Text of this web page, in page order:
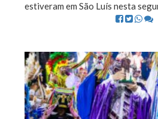
estiveram em São Luís nesta